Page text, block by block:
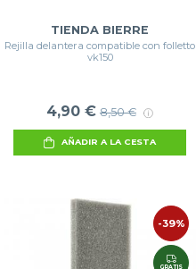
TIENDA BIERRE
Rejilla delantera compatible con folletto
vk150
4,90 € 8,50 €
AÑADIR A LA CESTA
-39%
GRATIS